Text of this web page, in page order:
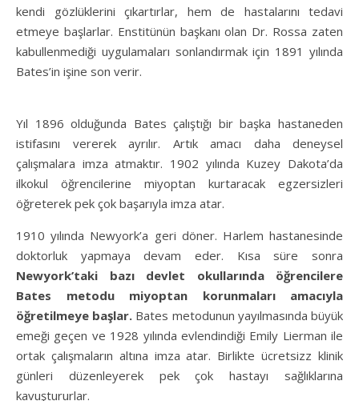
kendi gözlüklerini çıkartırlar, hem de hastalarını tedavi
etmeye başlarlar. Enstitünün başkanı olan Dr. Rossa zaten
kabullenmediği uygulamaları sonlandırmak için 1891 yılında
Bates’in işine son verir.
Yıl 1896 olduğunda Bates çalıştığı bir başka hastaneden
istifasını vererek ayrılır. Artık amacı daha deneysel
çalışmalara imza atmaktır. 1902 yılında Kuzey Dakota’da
ilkokul öğrencilerine miyoptan kurtaracak egzersizleri
öğreterek pek çok başarıyla imza atar.
1910 yılında Newyork’a geri döner. Harlem hastanesinde
doktorluk yapmaya devam eder. Kısa süre sonra
Newyork’taki bazı devlet okullarında öğrencilere
Bates metodu miyoptan korunmaları amacıyla
öğretilmeye başlar. Bates metodunun yayılmasında büyük
emeği geçen ve 1928 yılında evlendindiği Emily Lierman ile
ortak çalışmaların altına imza atar. Birlikte ücretsizz klinik
günleri düzenleyerek pek çok hastayı sağlıklarına
kavuştururlar.